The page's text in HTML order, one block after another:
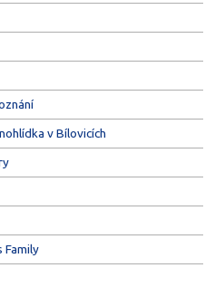
v Bílovicích
Family